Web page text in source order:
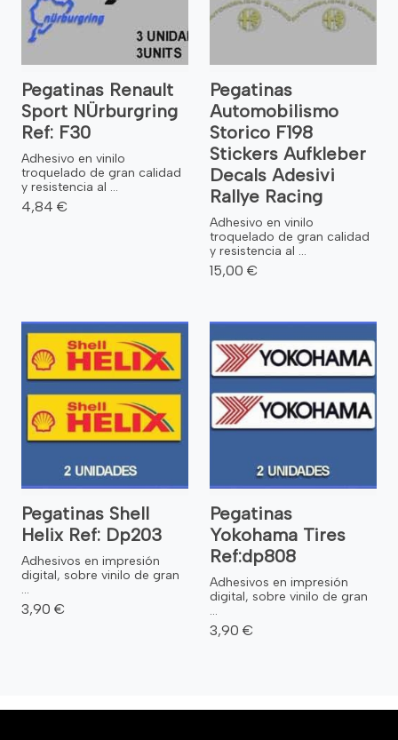
Pegatinas Renault
Sport NÜrburgring
Ref: F30
Adhesivo en vinilo
troquelado de gran calidad
y resistencia al ...
4,84 €
Pegatinas
Automobilismo
Storico F198
Stickers Aufkleber
Decals Adesivi
Rallye Racing
Adhesivo en vinilo
troquelado de gran calidad
y resistencia al ...
15,00 €
Pegatinas Shell
Helix Ref: Dp203
Adhesivos en impresión
digital, sobre vinilo de gran
...
3,90 €
Pegatinas
Yokohama Tires
Ref:dp808
Adhesivos en impresión
digital, sobre vinilo de gran
...
3,90 €